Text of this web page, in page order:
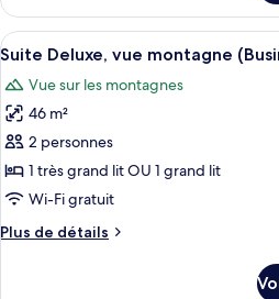
chambre,
vue
montagne
le
type
de
Suite
Exécutive,
chambre,
vue
montagne
Afficher
toutes
les
photos
pour
ce
type
chambre :
6
Suite Deluxe, vue montagne
Vue sur les montagnes
46 m²
2 personnes
1 très grand lit OU 1 grand lit
Wi-Fi gratuit
Plus de détails
Plus